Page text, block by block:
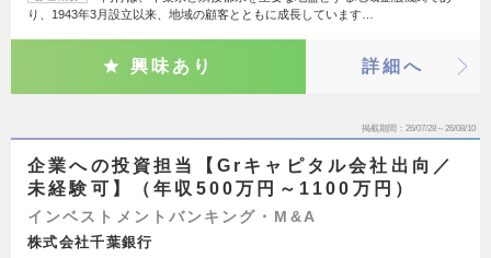
り、1943年3月設立以来、地域の顧客とともに成長しています…
興味あり 詳細へ
掲載期間 26/07/28～26/08/10
企業への投資担当【Grキャピタル会社出向／
未経験可】（年収500万円～1100万円）
インベストメントバンキング・M&A
株式会社千葉銀行